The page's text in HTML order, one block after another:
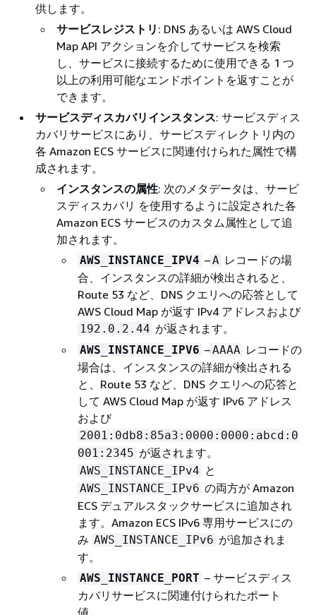
供します。
サービスレジストリ : DNS あるいは AWS Cloud
Map API アクションを介してサービスを検索
し、サービスに接続するために使用できる 1 つ
以上の利用可能なエンドポイントを返すことが
できます。
サービスディスカバリインスタンス: サービスディス
カバリサービスにあり、サービスディレクトリ内の
各 Amazon ECS サービスに関連付けられた属性で構
成されます。
インスタンスの属性: 次のメタデータは、サービ
スディスカバリ を使用するように設定された各
Amazon ECS サービスのカスタム属性として追
加されます。
AWS_INSTANCE_IPV4 –A レコードの場
合、インスタンスの詳細が検出されると、
Route 53 など、DNS クエリへの応答として
AWS Cloud Map が返す IPv4 アドレスおよび
192.0.2.44 が返されます。
AWS_INSTANCE_IPV6 –AAAA レコードの
場合は、インスタンスの詳細が検出される
と、Route 53 など、DNS クエリへの応答と
して AWS Cloud Map が返す IPv6 アドレス
および
2001:0db8:85a3:0000:0000:abcd:0
001:2345 が返されます。
AWS_INSTANCE_IPv4 と
AWS_INSTANCE_IPv6 の両方が Amazon
ECS デュアルスタックサービスに追加され
ます。Amazon ECS IPv6 専用サービスにの
み AWS_INSTANCE_IPv6 が追加されま
す。
AWS_INSTANCE_PORT – サービスディス
カバリサービスに関連付けられたポート
値。